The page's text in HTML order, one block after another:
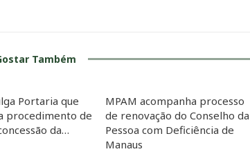
Também
Portaria que
procedimento de
da…
MPAM acompanha processo
de renovação do Conselho da
Pessoa com Deficiência de
Manaus